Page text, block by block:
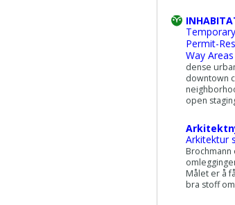
Permit-
Way Areas
dense
downtown
open
Arkitektur
Målet er å
bra stoff